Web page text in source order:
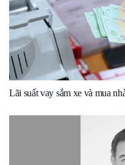
Lãi suất vay sắm xe và mua